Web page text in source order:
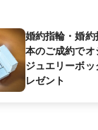
婚約指輪・婚約
本のご成約でオ
ジュエリーボッ
レゼント